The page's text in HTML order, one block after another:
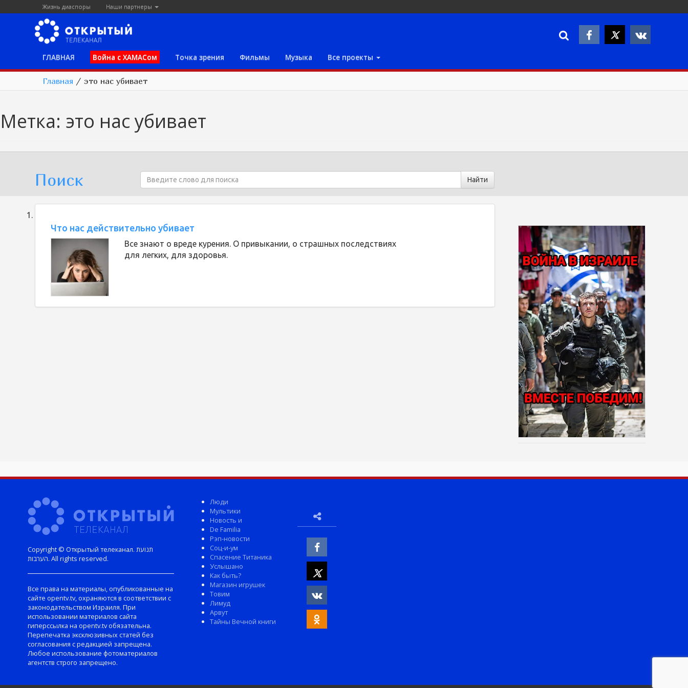
Жизнь диаспоры Наши партнеры
ГЛАВНАЯ Война с ХАМАСом Точка зрения Фильмы Музыка Все проекты
Главная / это нас убивает
Метка: это нас убивает
Поиск
Что нас действительно убивает
Все знают о вреде курения. О привыкании, о страшных последствиях
для легких, для здоровья.
Copyright © Открытый телеканал. תנועת
הערבות. All rights reserved.
Все права на материалы, опубликованные на
сайте opentv.tv, охраняются в соответствии с
законодательством Израиля. При
использовании материалов сайта
гиперссылка на opentv.tv обязательна.
Перепечатка эксклюзивных статей без
согласования с редакцией запрещена.
Любое использование фотоматериалов
агентств строго запрещено.
Люди
Мультики
Новость и
De Familia
Рэп-новости
Соц-и-ум
Спасение Титаника
Услышано
Как быть?
Магазин игрушек
Товим
Лимуд
Арвут
Тайны Вечной книги